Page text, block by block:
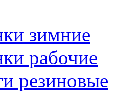
зимние
рабочие
резиновые